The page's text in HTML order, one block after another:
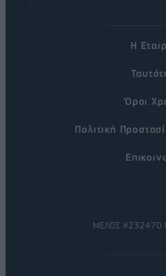
Η
Όροι
Πολιτική
ΜΕΛΟΣ #232470